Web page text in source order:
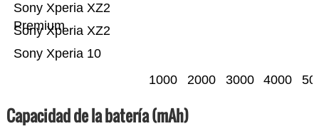
Sony Xperia 10
Sony Xperia XZ2
Sony Xperia XZ2
Premium
1000 2000 3000 4000
Capacidad de la batería (mAh)